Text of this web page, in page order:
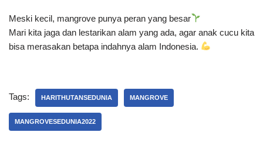
Meski kecil, mangrove punya peran yang besar
Mari kita jaga dan lestarikan alam yang ada, agar anak cucu kita
bisa merasakan betapa indahnya alam Indonesia.
Tags: HARITHUTANSEDUNIA MANGROVE
MANGROVESEDUNIA2022